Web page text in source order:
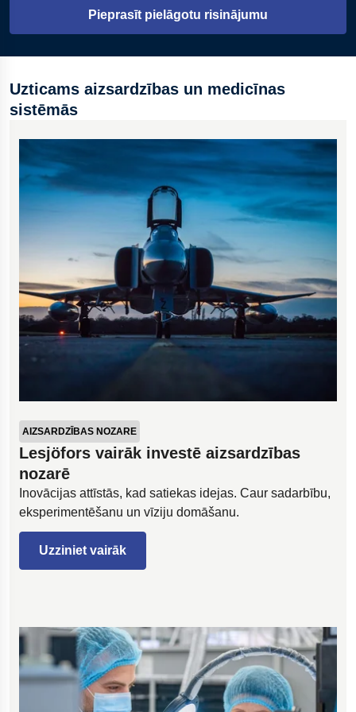
raksturlīknes pielāgošanai
Virsmas apstrāde korozijas noturībai un noguruma
Ligzdotas atsperes kompaktiem, augstas slodzes
risinājumiem
Pieprasīt pielāgotu risinājumu
Uzticams aizsardzības un medicīnas
sistēmās
AIZSARDZĪBAS NOZARE
Lesjöfors vairāk investē aizsardzības
nozarē
Inovācijas attīstās, kad satiekas idejas. Caur sadarbību,
eksperimentēšanu un vīziju domāšanu.
Uzziniet vairāk